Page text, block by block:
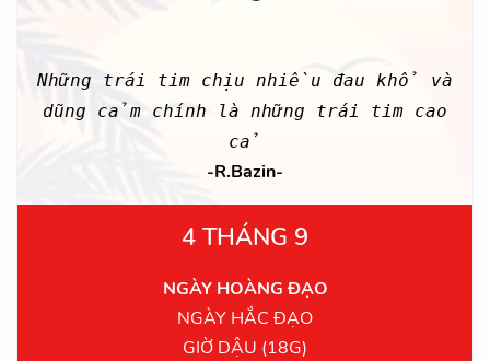
Những trái tim chịu nhiều đau khổ và
dũng cảm chính là những trái tim cao
cả
-R.Bazin-
4 THÁNG 9
NGÀY HOÀNG ĐẠO
NGÀY HẮC ĐẠO
GIỜ DẬU (18G)